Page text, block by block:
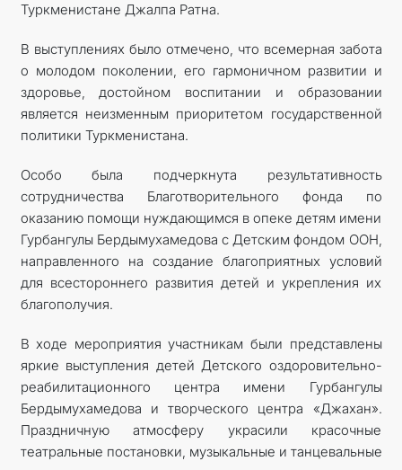
Туркменистане Джалпа Ратна.
В выступлениях было отмечено, что всемерная забота
о молодом поколении, его гармоничном развитии и
здоровье, достойном воспитании и образовании
является неизменным приоритетом государственной
политики Туркменистана.
Особо была подчеркнута результативность
сотрудничества Благотворительного фонда по
оказанию помощи нуждающимся в опеке детям имени
Гурбангулы Бердымухамедова с Детским фондом ООН,
направленного на создание благоприятных условий
для всестороннего развития детей и укрепления их
благополучия.
В ходе мероприятия участникам были представлены
яркие выступления детей Детского оздоровительно-
реабилитационного центра имени Гурбангулы
Бердымухамедова и творческого центра «Джахан».
Праздничную атмосферу украсили красочные
театральные постановки, музыкальные и танцевальные